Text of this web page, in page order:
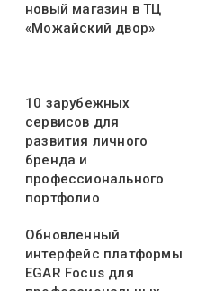
новый магазин в ТЦ
«Можайский двор»
10 зарубежных
сервисов для
развития личного
бренда и
профессионального
портфолио
Обновленный
интерфейс платформы
EGAR Focus для